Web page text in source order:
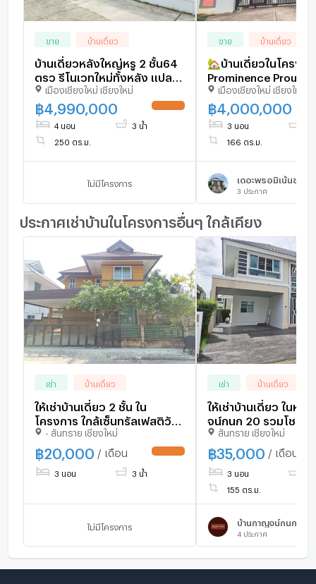
ขาย บ้านเดี่ยว
บ้านเดี่ยวหลังใหญ่หรู 2 ชั้น64
ตรว รีโนเวทใหม่ทั้งหลัง แปลง
มุม ทิศเหนือ วิวดอยสุเทพ ซิตี้
โฮมเพลส2 ติดสี่แยก สันกลาง-
สันกำแพง ป่าบง สารภี
เมืองเชียงใหม่ เชียงใหม่
฿ 4,990,000
4 นอน 3 น้ำ
250 ตร.ม.
ไม่มีโครงการ
ขาย บ้านเดี่ยว
🏡บ้านเดี่ยวในโครงกา
Prominence Proud ท
ใกล้สี่แยกรวมโชค เดิน
สะดวก
เมืองเชียงใหม่ เชียงใหม่
฿ 4,000,000
3 นอน
166 ตร.ม.
เดอะพรอมิเน้นซ์ พร
3 ประกาศ
ประกาศเช่าบ้านในโครงการอื่นๆ ใกล้เคียง
เช่า บ้านเดี่ยว
ให้เช่าบ้านเดี่ยว 2 ชั้น ใน
โครงการ ใกล้เซ็นทรัลเฟสติวัล
#A4-H0473
- สันทราย เชียงใหม่
฿20,000 / เดือน
3 นอน 3 น้ำ
ไม่มีโครงการ
เช่า บ้านเดี่ยว
ให้เช่าบ้านเดี่ยว ในหมู่
จน์กนก 20 รวมโชค ใ
Central Festival
🏷 ราคา 35,000 บาท
สันทราย เชียงใหม่
฿35,000 / เดือน
3 นอน
155 ตร.ม.
บ้านกาญจน์กนก 20
4 ประกาศ